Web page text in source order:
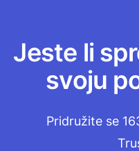
Jeste li
svoju
Pridružite se